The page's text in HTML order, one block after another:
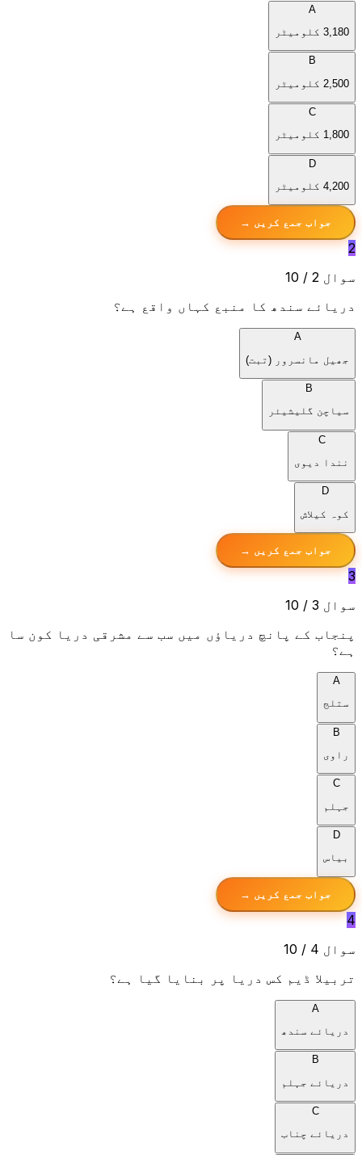
A
3,180 کلومیٹر
B
2,500 کلومیٹر
C
1,800 کلومیٹر
D
4,200 کلومیٹر
جواب جمع کریں →
2
سوال 2 / 10
دریائے سندھ کا منبع کہاں واقع ہے؟
A
جھیل مانسرور (تبت)
B
سیاچن گلیشیئر
C
نندا دیوی
D
کوہ کیلاش
جواب جمع کریں →
3
سوال 3 / 10
پنجاب کے پانچ دریاؤں میں سب سے مشرقی دریا کون سا
ہے؟
A
ستلج
B
راوی
C
جہلم
D
بیاس
جواب جمع کریں →
4
سوال 4 / 10
تربیلا ڈیم کس دریا پر بنایا گیا ہے؟
A
دریائے سندھ
B
دریائے جہلم
C
دریائے چناب